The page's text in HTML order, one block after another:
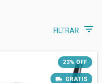
FILTRAR
23%OFF
GRATIS